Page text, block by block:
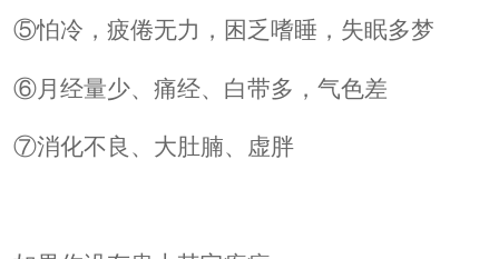
⑤怕冷，疲倦无力，困乏嗜睡，失眠多梦
⑥月经量少、痛经、白带多，气色差
⑦消化不良、大肚腩、虚胖